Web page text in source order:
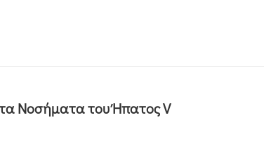
Νοσήματα του Ήπατος V